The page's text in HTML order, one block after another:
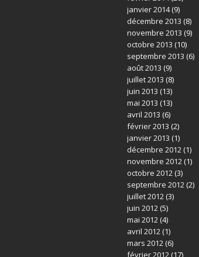
janvier 2014(9)
décembre 2013 (8)
novembre 2013 (9)
octobre 2013 (10)
septembre 2013 (6)
août 2013 (9)
juillet 2013 (8)
juin 2013 (13)
mai 2013 (13)
avril 2013 (6)
février 2013 (2)
janvier 2013 (1)
décembre 2012 (1)
novembre 2012 (1)
octobre 2012 (3)
septembre 2012 (2)
juillet 2012 (3)
juin 2012 (5)
mai 2012 (4)
avril 2012 (1)
mars 2012 (6)
février 2012 (17)